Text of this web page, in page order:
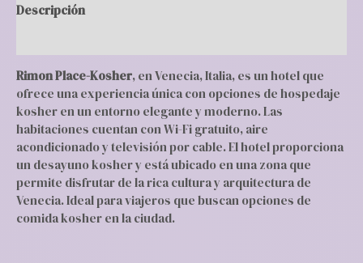
Descripción
Rimon Place-Kosher, en Venecia, Italia, es un hotel que
ofrece una experiencia única con opciones de hospedaje
kosher en un entorno elegante y moderno. Las
habitaciones cuentan con Wi-Fi gratuito, aire
acondicionado y televisión por cable. El hotel proporciona
un desayuno kosher y está ubicado en una zona que
permite disfrutar de la rica cultura y arquitectura de
Venecia. Ideal para viajeros que buscan opciones de
comida kosher en la ciudad.